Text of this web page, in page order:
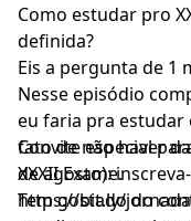
Como estudar pro
definida?
Eis a pergunta de 1
Nesse episódio
eu faria pra
fato de não haver
XXXII Exame.
Convite especial
de agosto):
https://bit.ly/
Tem gostado do